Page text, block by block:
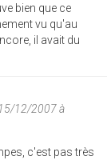
bien que ce
vu qu'au
il avait du
12/2007 à
c'est pas très